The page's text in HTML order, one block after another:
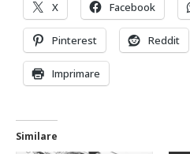
X Facebook
Pinterest Reddit
Imprimare
Similare